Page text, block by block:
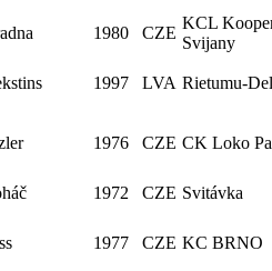
1980 CZE
KCL
Svijany
1997 LVA Rietumu-
1976 CZE CK Loko
1972 CZE Svitávka
1977 CZE KC BRNO